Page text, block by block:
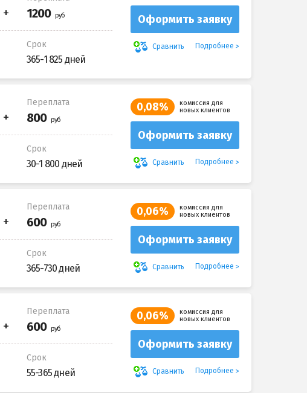
Срок
365-1 825 дней
Оформить заявку
Сравнить Подробнее
Переплата
Срок
30-1 800 дней
0,08%
комиссия для
новых клиентов
Оформить заявку
Сравнить Подробнее
Переплата
Срок
365-730 дней
0,06%
комиссия для
новых клиентов
Оформить заявку
Сравнить Подробнее
Переплата
Срок
55-365 дней
0,06%
комиссия для
новых клиентов
Оформить заявку
Сравнить Подробнее